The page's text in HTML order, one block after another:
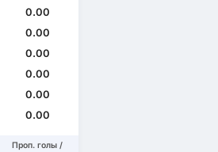
0.00
0.00
0.00
0.00
0.00
0.00
Проп. голы /